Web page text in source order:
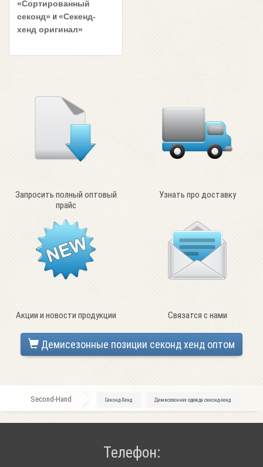
«Сортированный
секонд» и «Секенд-
хенд оригинал»
Запросить полный оптовый
прайс
Узнать про доставку
Акции и новости продукции Связатся с нами
Демисезонные позиции секонд хенд оптом
Second-Hand Секонд-Хенд Демисезонная одежда секонд-хенд
Телефон: